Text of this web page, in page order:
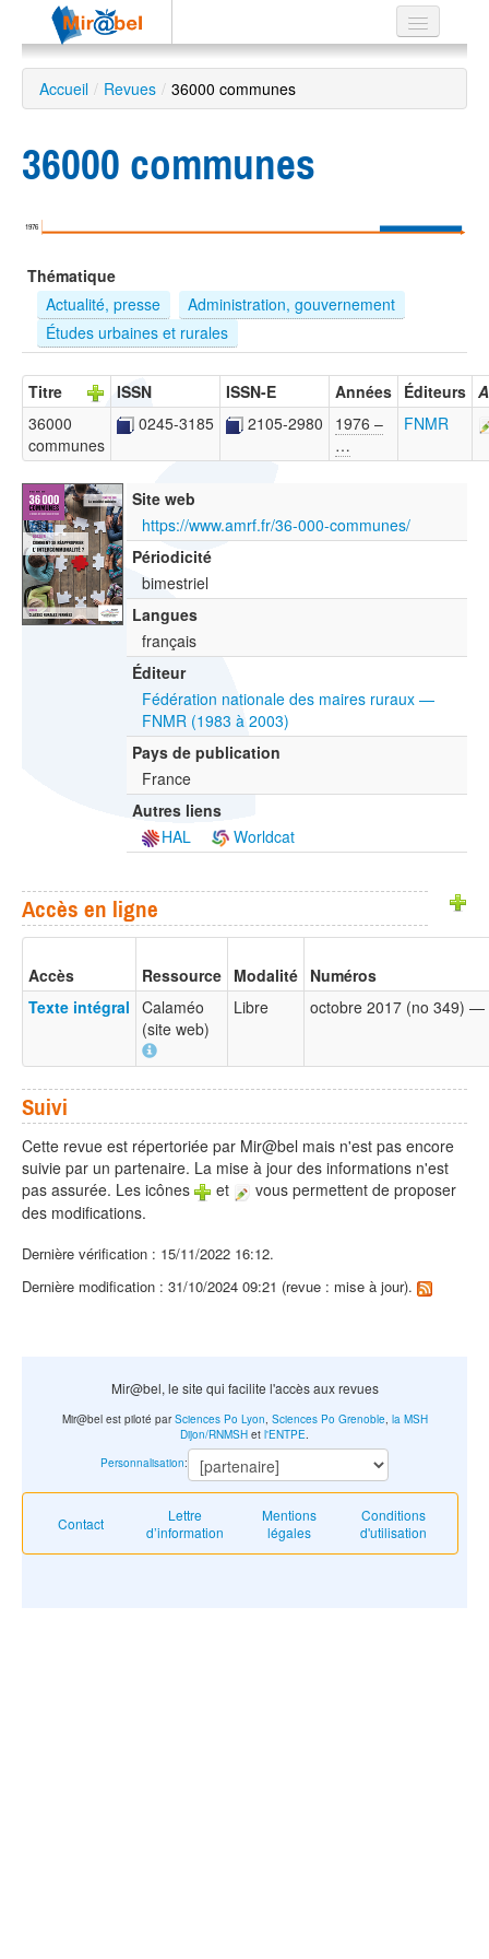
Le réseau
Soutien
Listes
Recherche
avancée
EN
ES
?
Accueil / Revues / 36000 communes
36000 communes
1976
Thématique
Actualité, presse
Administration, gouvernement
Études urbaines et rurales
Titre ISSN ISSN-E Années Éditeurs
36000
communes
0245-3185 2105-2980
1976 –
…
FNMR
Site web
https://www.amrf.fr/36-000-communes/
Périodicité
bimestriel
Langues
français
Éditeur
Fédération nationale des maires ruraux —
FNMR (1983 à 2003)
Pays de publication
France
Autres liens
HAL
Worldcat
Accès en ligne
Accès Ressource Modalité Numéros
Texte intégral Calaméo
(site web)
Libre octobre 2017 (no 349)
Suivi
Cette revue est répertoriée par Mir@bel mais n'est pas encore
suivie par un partenaire. La mise à jour des informations n'est
pas assurée. Les icônes
et
vous permettent de proposer
des modifications.
Dernière vérification : 15/11/2022 16:12.
Dernière modification : 31/10/2024 09:21 (revue : mise à jour).
Mir@bel, le site qui facilite l'accès aux revues
Contact
Lettre
d’information
Mentions
légales
Conditions
d'utilisation
Mir@bel est piloté parSciences Po Lyon Sciences Po Grenoble, la MSH
Dijon/RNMSH et l'ENTPE
Personnalisation: